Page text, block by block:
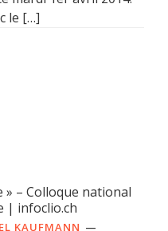
le […]
– Colloque national
| infoclio.ch
KAUFMANN